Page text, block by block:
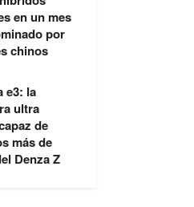
en un mes
por
chinos
e3: la
ultra
de
más de
Denza Z